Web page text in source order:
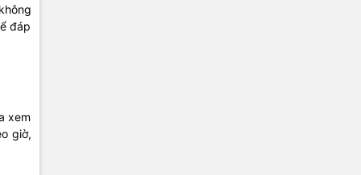
đáp
xem
giờ,